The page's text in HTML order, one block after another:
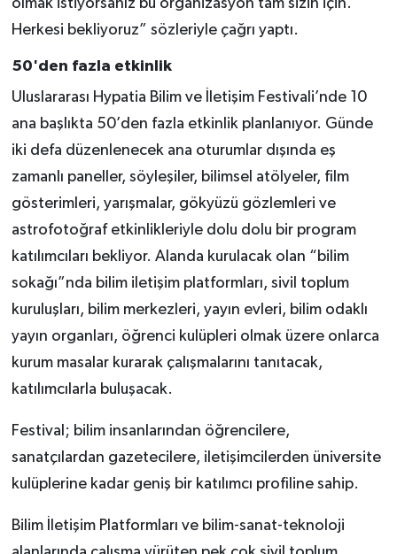
olmak istiyorsanız bu organizasyon tam sizin için.
Herkesi bekliyoruz” sözleriyle çağrı yaptı.
50'den fazla etkinlik
Uluslararası Hypatia Bilim ve İletişim Festivali’nde 10
ana başlıkta 50’den fazla etkinlik planlanıyor. Günde
iki defa düzenlenecek ana oturumlar dışında eş
zamanlı paneller, söyleşiler, bilimsel atölyeler, film
gösterimleri, yarışmalar, gökyüzü gözlemleri ve
astrofotoğraf etkinlikleriyle dolu dolu bir program
katılımcıları bekliyor. Alanda kurulacak olan “bilim
sokağı”nda bilim iletişim platformları, sivil toplum
kuruluşları, bilim merkezleri, yayın evleri, bilim odaklı
yayın organları, öğrenci kulüpleri olmak üzere onlarca
kurum masalar kurarak çalışmalarını tanıtacak,
katılımcılarla buluşacak.
Festival; bilim insanlarından öğrencilere,
sanatçılardan gazetecilere, iletişimcilerden üniversite
kulüplerine kadar geniş bir katılımcı profiline sahip.
Bilim İletişim Platformları ve bilim-sanat-teknoloji